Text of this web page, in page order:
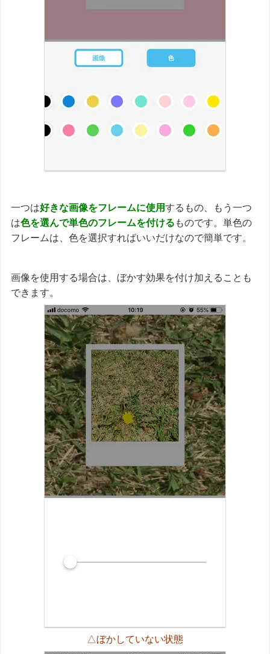
一つは好きな画像をフレームに使用するもの、もう一つ
は色を選んで単色のフレームを付ける ものです。単色の
フレームは、色を選択すればいいだけなので簡単です。
画像を使用する場合は、ぼかす効果を付け加えることも
できます。
△ぼかしていない状態